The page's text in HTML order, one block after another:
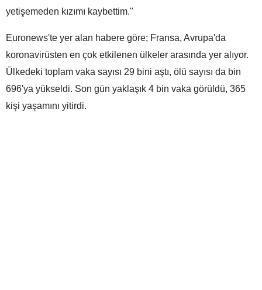
yetişemeden kızımı kaybettim."
Euronews'te yer alan habere göre; Fransa, Avrupa'da
koronavirüsten en çok etkilenen ülkeler arasında yer alıyor.
Ülkedeki toplam vaka sayısı 29 bini aştı, ölü sayısı da bin
696'ya yükseldi. Son gün yaklaşık 4 bin vaka görüldü, 365
kişi yaşamını yitirdi.